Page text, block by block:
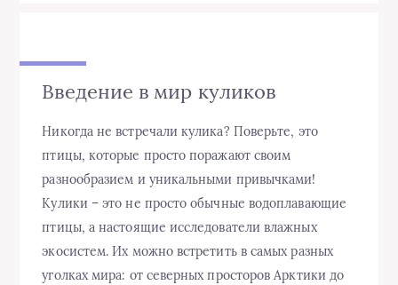
Введение в мир куликов
Никогда не встречали кулика? Поверьте, это
птицы, которые просто поражают своим
разнообразием и уникальными привычками!
Кулики – это не просто обычные водоплавающие
птицы, а настоящие исследователи влажных
экосистем. Их можно встретить в самых разных
уголках мира: от северных просторов Арктики до